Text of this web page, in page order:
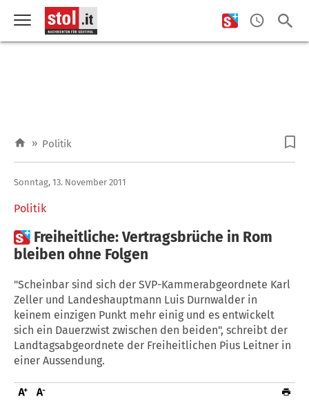
» Politik
Politik
Sonntag, 13. November 2011
 Freiheitliche: Vertragsbrüche in Rom
bleiben ohne Folgen
"Scheinbar sind sich der SVP-Kammerabgeordnete Karl
Zeller und Landeshauptmann Luis Durnwalder in
keinem einzigen Punkt mehr einig und es entwickelt
sich ein Dauerzwist zwischen den beiden", schreibt der
Landtagsabgeordnete der Freiheitlichen Pius Leitner in
einer Aussendung.